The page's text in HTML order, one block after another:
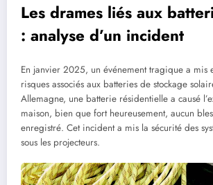
Les drames liés aux
: analyse d’un incident
En janvier 2025, un événement tragique a mis
risques associés aux batteries de stockage
Allemagne, une batterie résidentielle a causé
maison, bien que fort heureusement, aucun
enregistré. Cet incident a mis la sécurité des
sous les projecteurs.